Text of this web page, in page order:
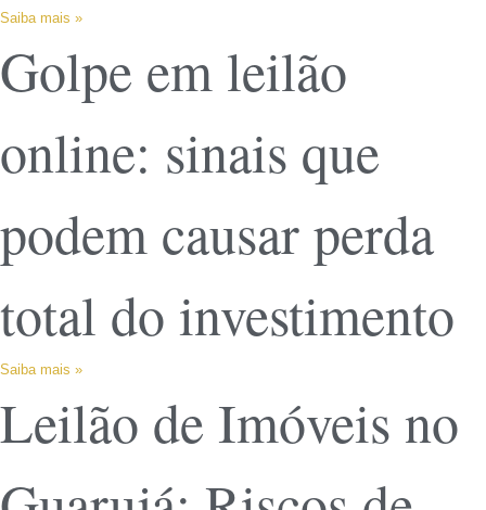
Saiba mais »
Golpe em leilão
online: sinais que
podem causar perda
total do investimento
Saiba mais »
Leilão de Imóveis no